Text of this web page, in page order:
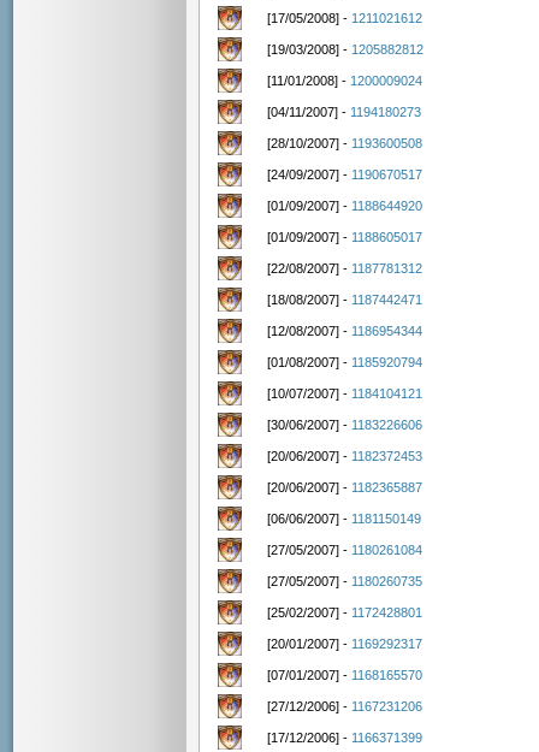
[17/05/2008] - 1211021612
[19/03/2008] - 1205882812
[11/01/2008] - 1200009024
[04/11/2007] - 1194180273
[28/10/2007] - 1193600508
[24/09/2007] - 1190670517
[01/09/2007] - 1188644920
[01/09/2007] - 1188605017
[22/08/2007] - 1187781312
[18/08/2007] - 1187442471
[12/08/2007] - 1186954344
[01/08/2007] - 1185920794
[10/07/2007] - 1184104121
[30/06/2007] - 1183226606
[20/06/2007] - 1182372453
[20/06/2007] - 1182365887
[06/06/2007] - 1181150149
[27/05/2007] - 1180261084
[27/05/2007] - 1180260735
[25/02/2007] - 1172428801
[20/01/2007] - 1169292317
[07/01/2007] - 1168165570
[27/12/2006] - 1167231206
[17/12/2006] - 1166371399